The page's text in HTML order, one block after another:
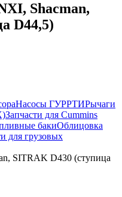
Shacman,
D44,5)
Насосы ГУРРТИРычаги
Запчасти для Cummins
бакиОблицовка
для грузовых
SITRAK D430 (ступица